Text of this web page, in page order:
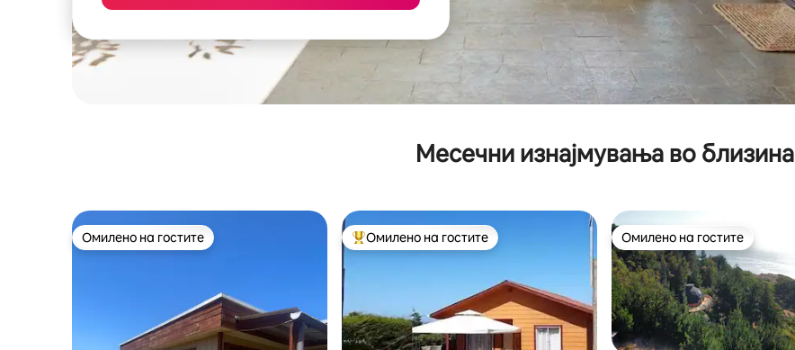
Месечни изнајмувања во близина
Омилено на гостите
Омилено на гостите Меѓу најуспешните „Омилени на гостите“
Омилено на гостите Омилено на гостите
Омилено на гостите